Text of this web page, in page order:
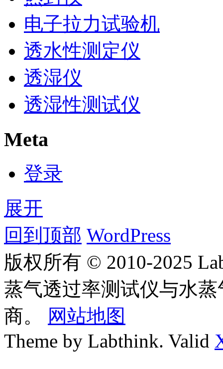
电子拉力试验机
透水性测定仪
透湿仪
透湿性测试仪
Meta
登录
展开
回到顶部 WordPress
版权所有 © 2010-2025
蒸气透过率测试仪与水
商。
网站地图
Theme by Labthink. Valid